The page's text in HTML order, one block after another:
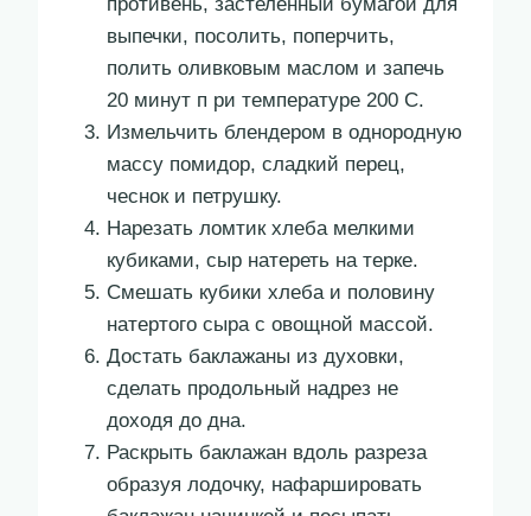
выпечки, посолить, поперчить,
полить оливковым маслом и запечь
20 минут п ри температуре 200 С.
Измельчить блендером в однородную
массу помидор, сладкий перец,
чеснок и петрушку.
Нарезать ломтик хлеба мелкими
кубиками, сыр натереть на терке.
Смешать кубики хлеба и половину
натертого сыра с овощной массой.
Достать баклажаны из духовки,
сделать продольный надрез не
доходя до дна.
Раскрыть баклажан вдоль разреза
образуя лодочку, нафаршировать